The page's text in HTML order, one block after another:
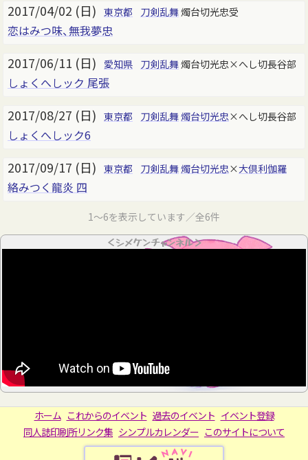
2017/04/02 (日) 東京都 刀剣乱舞燭台切光忠受
恋はみつ味、無我夢忠
2017/06/11 (日) 愛知県 刀剣乱舞燭台切光忠×へし切長谷部
しょくへしック 尾張
2017/08/27 (日) 東京都 刀剣乱舞燭台切光忠×へし切長谷部
しょくへしック6
2017/09/17 (日) 東京都 刀剣乱舞燭台切光忠×大倶利伽羅
絡みつく龍炎 四
1～6を表示しています／全6件
＜シメケンチャンネル＞
ホーム これからのイベント 過去のイベント イベント登録
同人誌印刷所リンク集 シンプルカレンダー このサイトについて